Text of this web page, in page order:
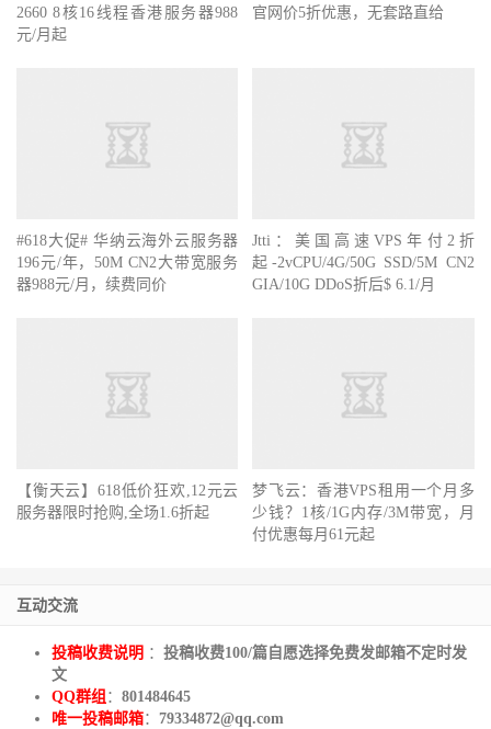
2660 8核16线程香港服务器988
元/月起
官网价5折优惠，无套路直给
#618大促# 华纳云海外云服务器
196元/年，50M CN2大带宽服务
器988元/月，续费同价
Jtti：美国高速VPS年付2折
起-2vCPU/4G/50G SSD/5M CN2
GIA/10G DDoS折后$ 6.1/月
【衡天云】618低价狂欢,12元云
服务器限时抢购,全场1.6折起
梦飞云：香港VPS租用一个月多
少钱？1核/1G内存/3M带宽，月
付优惠每月61元起
互动交流
投稿收费说明 ： 投稿收费100/篇自愿选择免费发邮箱不定时发
文
QQ群组 ： 801484645
唯一投稿邮箱： 79334872@qq.com